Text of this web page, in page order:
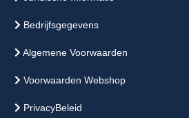
Bedrijfsgegevens
Algemene Voorwaarden
Voorwaarden Webshop
PrivacyBeleid